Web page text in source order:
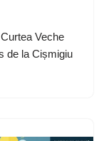
Veche
de la Cișmigiu